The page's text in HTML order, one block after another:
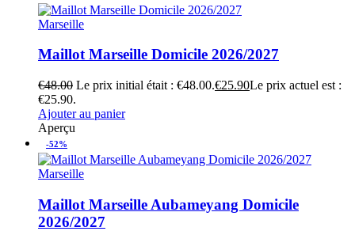
Marseille
Maillot Marseille Domicile 2026/2027
€48.00 Le prix initial était : €48.00.€25.90Le prix actuel est :
€25.90.
Ajouter au panier
Aperçu
-52%
Marseille
Maillot Marseille Aubameyang Domicile
2026/2027